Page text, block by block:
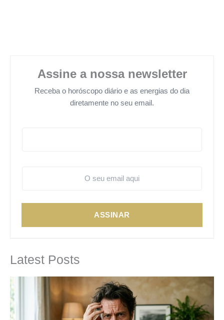
Assine a nossa newsletter
Receba o horóscopo diário e as energias do dia
diretamente no seu email.
ASSINAR
Latest Posts